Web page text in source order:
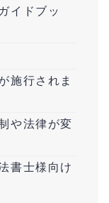
イドブッ
施行されま
や法律が変
書士様向け